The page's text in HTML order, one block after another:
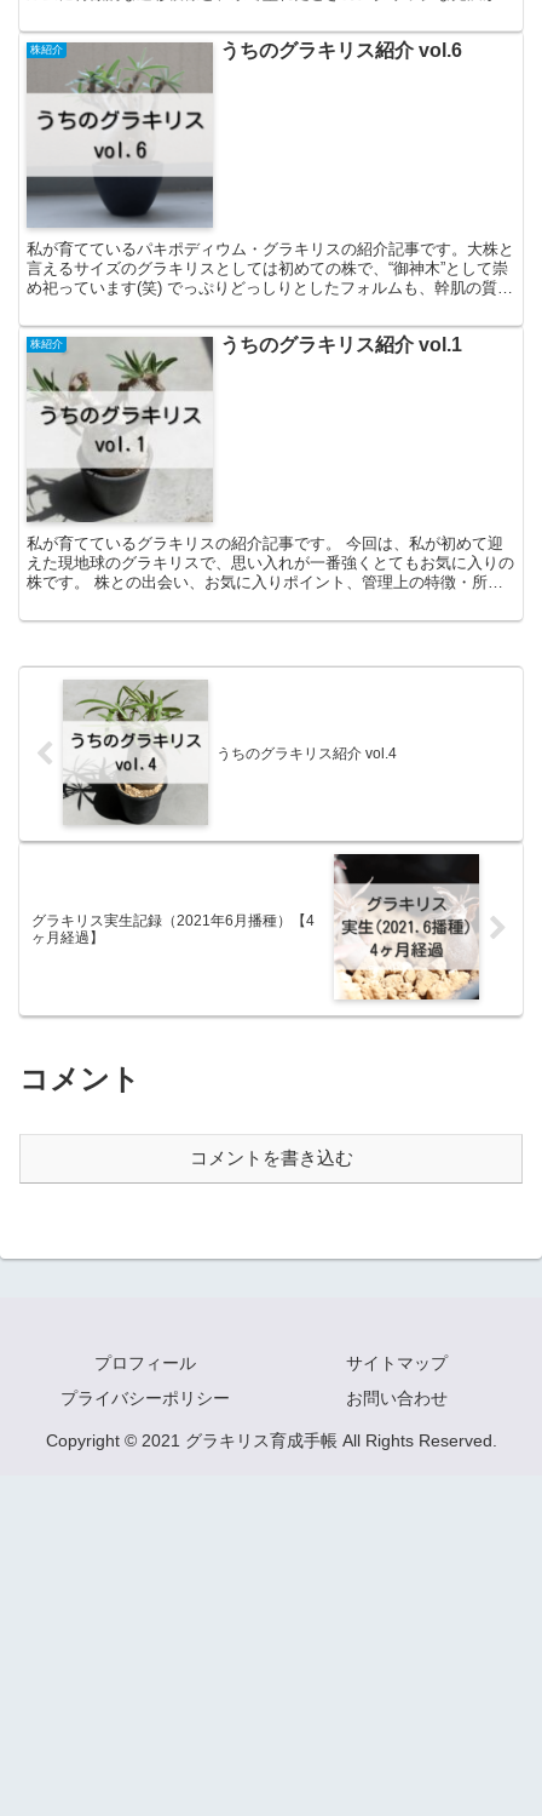
上の特徴・所感について。
株紹介 うちのグラキリス紹介 vol.6
私が育てているパキポディウム・グラキリスの紹介記事です。大株と
言えるサイズのグラキリスとしては初めての株で、“御神木”として崇
め祀っています(笑) でっぷりどっしりとしたフォルムも、幹肌の質感
株紹介 うちのグラキリス紹介 vol.1
私が育てているグラキリスの紹介記事です。 今回は、私が初めて迎
えた現地球のグラキリスで、思い入れが一番強くとてもお気に入りの
株です。 株との出会い、お気に入りポイント、管理上の特徴・所感
うちのグラキリス紹介 vol.4
グラキリス実生記録（2021年6月播種）【4
ヶ月経過】
コメント
コメントを書き込む
プロフィール
サイトマップ
プライバシーポリシー
お問い合わせ
Copyright © 2021 グラキリス育成手帳 All Rights Reserved.